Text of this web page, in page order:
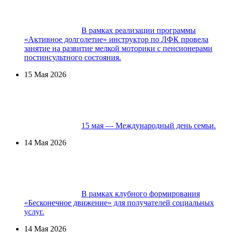
В рамках реализации программы
«Активное долголетие» инструктор по ЛФК провела
занятие на развитие мелкой моторики с пенсионерами
постинсультного состояния.
15 Мая 2026
15 мая — Международный день семьи.
14 Мая 2026
В рамках клубного формирования
«Бесконечное движение» для получателей социальных
услуг.
14 Мая 2026